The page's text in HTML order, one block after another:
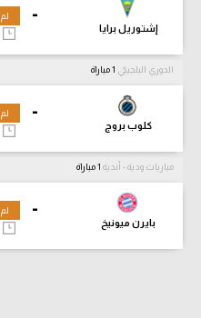
-
إشتوريل برايا
لم
الدوري البلجيكي
-
كلوب بروج
لم
مباريات ودية - أندية
-
بايرن ميونيخ
لم